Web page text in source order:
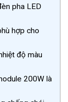
pha LED
hợp cho
độ màu
200W là